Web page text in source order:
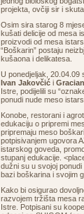
projekta, ovčiji sir i
Osim sira starog 8
kušati delicije od mesa
proizvodi od mesa
“Boškarin” postaju
kušaona i delikatesa.
U ponedjeljak, 20.04.09
Ivan Jakovčić i
Istre, podijelili su
ponudi nude meso
Konobe, restorani i
edukaciju o pripremi
pripremaju meso
potpisivanjem ugovora
istarskog goveda,
stupanj edukacije.
dužni su u svojoj
bazi boškarina i svojim
Kako bi osigurao
razvojem tržišta mesa
Istre. Potpisani su